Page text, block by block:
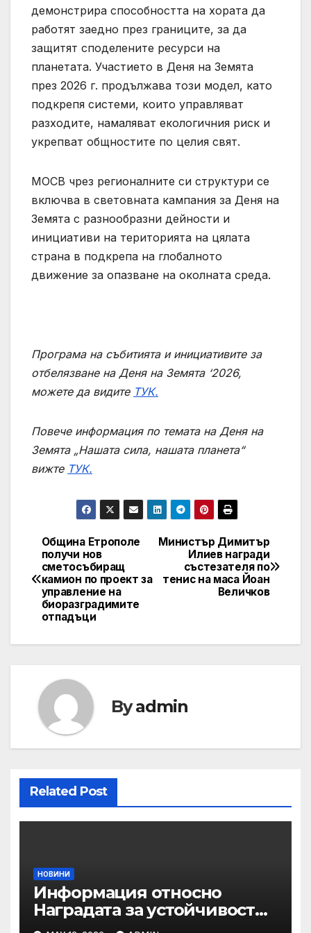
демонстрира способността на хората да
работят заедно през границите, за да
защитят споделените ресурси на
планетата. Участието в Деня на Земята
през 2026 г. продължава този модел, като
подкрепя системи, които управляват
разходите, намаляват екологичния риск и
укрепват общностите по целия свят.
МОСВ чрез регионалните си структури се
включва в световната кампания за Деня на
Земята с разнообразни дейности и
инициативи на територията на цялата
страна в подкрепа на глобалното
движение за опазване на околната среда.
Програма на събитията и инициативите за
отбелязване на Деня на Земята ‘2026,
можете да видите ТУК.
Повече информация по темата на Деня на
Земята „Нашата сила, нашата планета“
вижте ТУК.
Post
navigation
Министър Димитър
Илиев награди
състезателя по
тенис на маса Йоан
Величков
Община Етрополе
получи нов
сметосъбиращ
камион по проект за
управление на
биоразградимите
отпадъци
Byadmin
Related Post
НОВИНИ
Информация относно
Наградата за устойчивост
на ОАЕ „Зайед“